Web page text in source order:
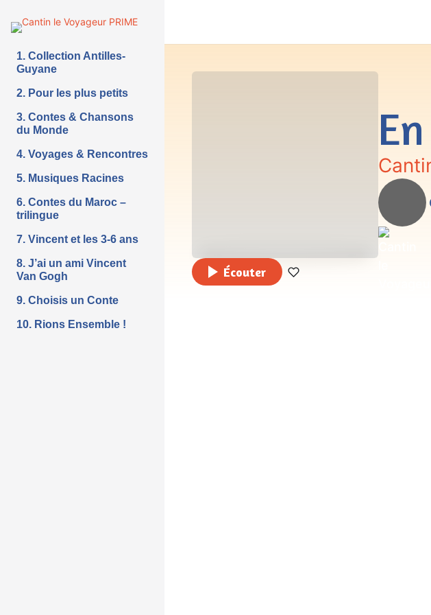
1. Collection Antilles-
Guyane
2. Pour les plus petits
3. Contes & Chansons
du Monde
4. Voyages & Rencontres
5. Musiques Racines
6. Contes du Maroc –
trilingue
7. Vincent et les 3-6 ans
8. J’ai un ami Vincent
Van Gogh
9. Choisis un Conte
10. Rions Ensemble !
Écouter